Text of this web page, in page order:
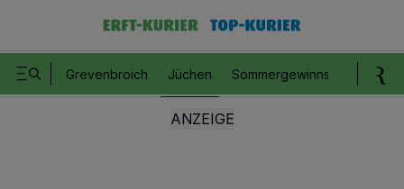
Grevenbroich Jüchen Sommergewinnspiel